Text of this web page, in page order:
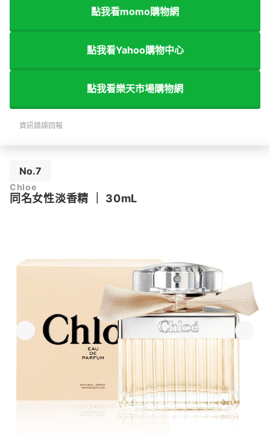
點我看momo購物網
點我看Yahoo購物中心
點我看樂天市場購物網
資訊錯誤回報
No.7
Chloe
同名女性淡香精 30mL